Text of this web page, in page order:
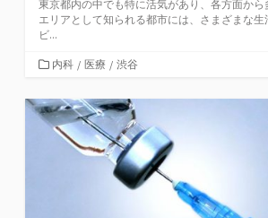
東京都内の中でも特に活気があり、各方面から
エリアとして知られる都市には、さまざまな生
ビ...
カ
ゴ
リ
ー
内科 / 医療 / 渋谷